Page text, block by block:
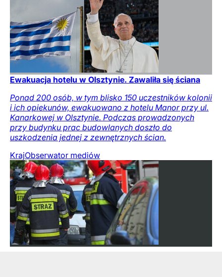
Ewakuacja hotelu w Olsztynie. Zawaliła się ściana
Ponad 200 osób, w tym blisko 150 uczestników kolonii
i ich opiekunów, ewakuowano z hotelu Manor przy ul.
Kanarkowej w Olsztynie. Podczas prowadzonych
przy budynku prac budowlanych doszło do
uszkodzenia jednej z zewnętrznych ścian.
KrajObserwator mediów